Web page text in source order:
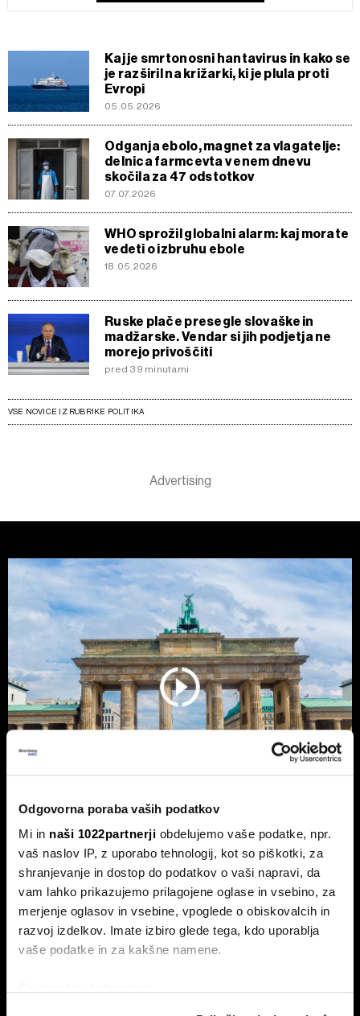
Odgovorna poraba vaših podatkov
Mi in naši 1022partnerji obdelujemo vaše podatke, npr.
vaš naslov IP, z uporabo tehnologij, kot so piškotki, za
shranjevanje in dostop do podatkov o vaši napravi, da
vam lahko prikazujemo prilagojene oglase in vsebino, za
merjenje oglasov in vsebine, vpoglede o obiskovalcih in
razvoj izdelkov. Imate izbiro glede tega, kdo uporablja
vaše podatke in za kakšne namene.
Kaj je smrtonosni hantavirus in kako se
je razširil na križarki, ki je plula proti
Evropi
05.05.2026
Odganja ebolo, magnet za vlagatelje:
delnica farmcevta v enem dnevu
skočila za 47 odstotkov
07.07.2026
WHO sprožil globalni alarm: kaj morate
vedeti o izbruhu ebole
18.05.2026
Ruske plače presegle slovaške in
madžarske. Vendar si jih podjetja ne
morejo privoščiti
pred 39 minutami
VSE NOVICE IZ RUBRIKE POLITIKA
Nemčija voli: Zgodovinsko zmago
AfD in potop Merza lahko prepreči le
'slovenski scenarij'
Septembra v Saški-Anhalt, Berlinu in Mecklenburg-
Predpomorjanski deželne volitve, ki bodo podale oceno
Merzeve vlade.